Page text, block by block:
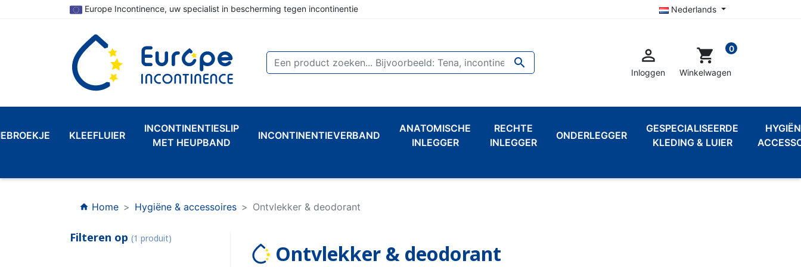
Europe Incontinence, uw specialist in bescherming tegen incontinentie Nederlands
 
Inloggen
shopping_cart 0
Winkelwagen
KLEEFLUIER
INCONTINENTIESLIP
MET HEUPBAND
INCONTINENTIEVERBAND
ANATOMISCHE
INLEGGER
RECHTE
INLEGGER
ONDERLEGGER
GESPECIALISEERDE
KLEDING & LUIER
home Home Hygiëne & accessoires Ontvlekker & deodorant
Filteren op (1 produit)
Ontvlekker & deodorant